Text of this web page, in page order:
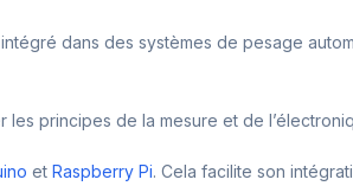
dans des systèmes de pesage
principes de la mesure et de
et Raspberry Pi. Cela facilite son